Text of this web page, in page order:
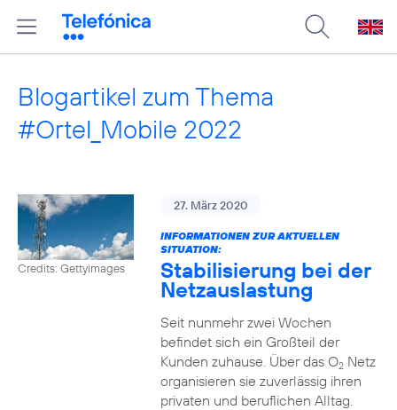
Blogartikel zum Thema
#Ortel_Mobile 2022
Credits: Gettyimages
27. März 2020
INFORMATIONEN ZUR AKTUELLEN
SITUATION:
Stabilisierung bei der
Netzauslastung
Seit nunmehr zwei Wochen
befindet sich ein Großteil der
Kunden zuhause. Über das O2Netz
organisieren sie zuverlässig ihren
privaten und beruflichen Alltag.